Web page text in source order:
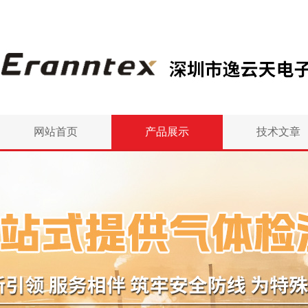
网站首页 产品展示 技术文章